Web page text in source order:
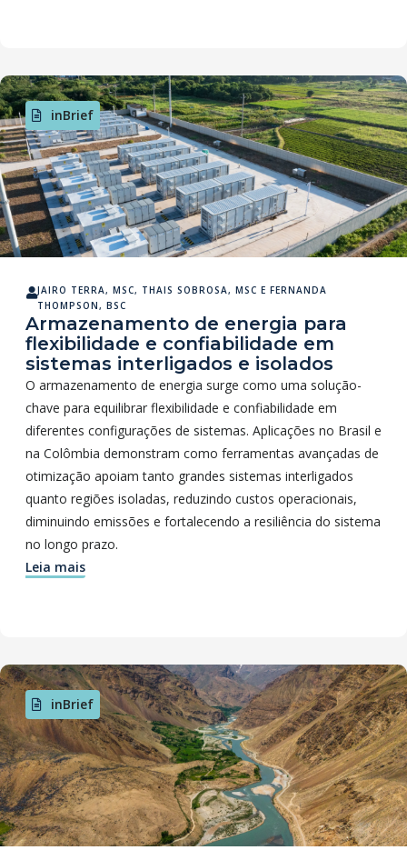
inBrief
JAIRO TERRA, MSC, THAIS SOBROSA, MSC E FERNANDA
THOMPSON, BSC
Armazenamento de energia para
flexibilidade e confiabilidade em
sistemas interligados e isolados
O armazenamento de energia surge como uma solução-
chave para equilibrar flexibilidade e confiabilidade em
diferentes configurações de sistemas. Aplicações no Brasil e
na Colômbia demonstram como ferramentas avançadas de
otimização apoiam tanto grandes sistemas interligados
quanto regiões isoladas, reduzindo custos operacionais,
diminuindo emissões e fortalecendo a resiliência do sistema
no longo prazo.
Leia mais
inBrief